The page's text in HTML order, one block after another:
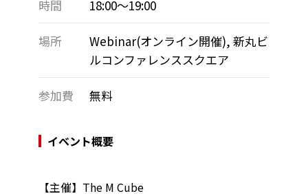
時間 18:00～19:00
場所
Webinar(オンライン開催), 新丸ビ
ルコンファレンススクエア
参加費 無料
イベント概要
【主催】The M Cube